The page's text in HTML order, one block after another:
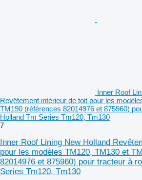
Inner Roof
Revêtement intérieur de toit pour les
TM190 (références 82014976 et 875960)
Holland Tm Series Tm120, Tm130
7
Inner Roof Lining New Holland
pour les modèles TM120, TM130 et
82014976 et 875960) pour tracteur à
Series Tm120, Tm130